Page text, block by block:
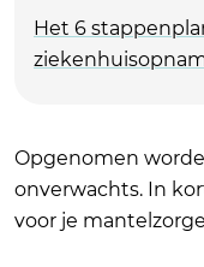
Het 6
Opgenomen
onverwachts. In
voor je